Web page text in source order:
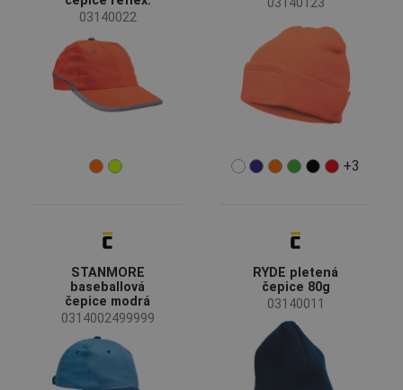
03140022
03140123
+3
STANMORE
baseballová
čepice modrá
0314002499999
RYDE pletená
čepice 80g
03140011